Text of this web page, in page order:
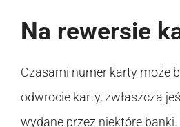
Na rewersie
Czasami numer karty może
odwrocie karty, zwłaszcza
wydane przez niektóre